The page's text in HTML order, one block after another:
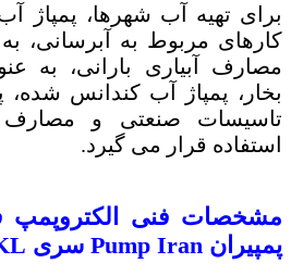
برای تهیه آب شهرها، پمپاژ
کارهای مربوط به آبرسانی،
مصارف آبیاری بارانی، به
بخار، پمپاژ آب کندانس
تاسیسات صنعتی و
استفاده قرار می گیرد.
مشخصات فنی
پمپیران Pump Iran سری